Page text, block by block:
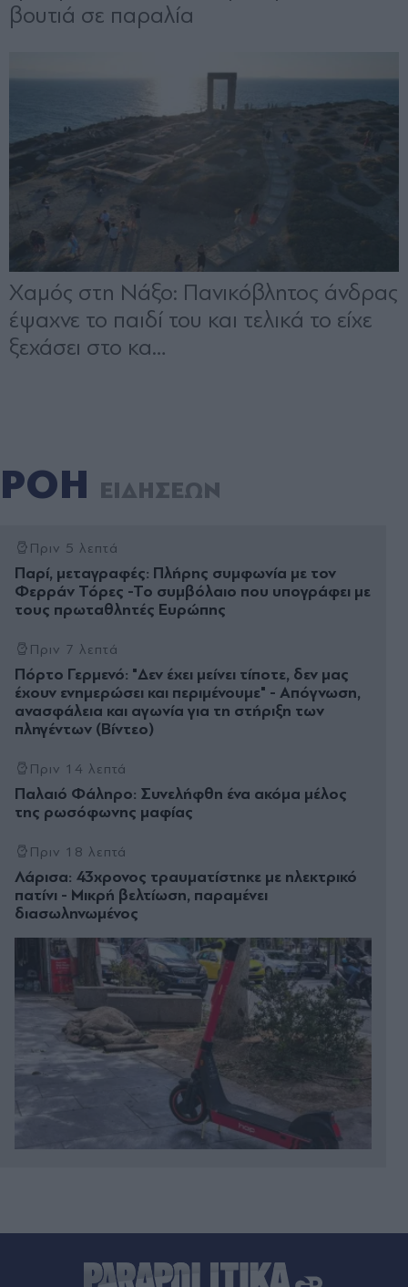
ΡΟΗ ΕΙΔΗΣΕΩΝ
Πριν 5 λεπτά
Παρί, μεταγραφές: Πλήρης συμφωνία με τον
Φερράν Τόρες -Το συμβόλαιο που υπογράφει με
τους πρωταθλητές Ευρώπης
Πριν 7 λεπτά
Πόρτο Γερμενό: "Δεν έχει μείνει τίποτε, δεν μας
έχουν ενημερώσει και περιμένουμε" - Απόγνωση,
ανασφάλεια και αγωνία για τη στήριξη των
πληγέντων (Βίντεο)
Πριν 14 λεπτά
Παλαιό Φάληρο: Συνελήφθη ένα ακόμα μέλος
της ρωσόφωνης μαφίας
Πριν 18 λεπτά
Λάρισα: 43χρονος τραυματίστηκε με ηλεκτρικό
πατίνι - Μικρή βελτίωση, παραμένει
διασωληνωμένος
ανταποκρίνονται στις αναφορές